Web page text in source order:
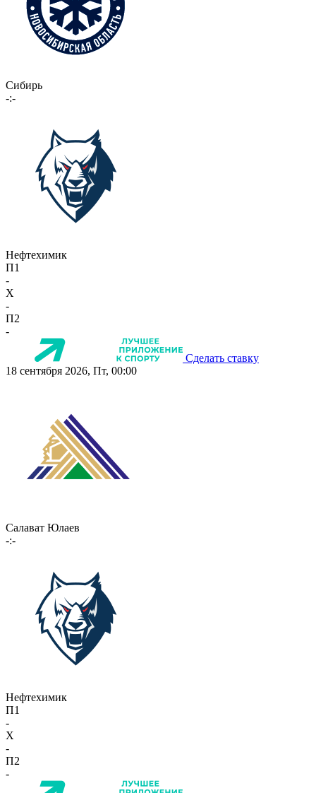
Сибирь
-:-
Нефтехимик
П1
-
X
-
П2
-
Сделать ставку
18 сентября 2026, Пт, 00:00
Салават Юлаев
-:-
Нефтехимик
П1
-
X
-
П2
-